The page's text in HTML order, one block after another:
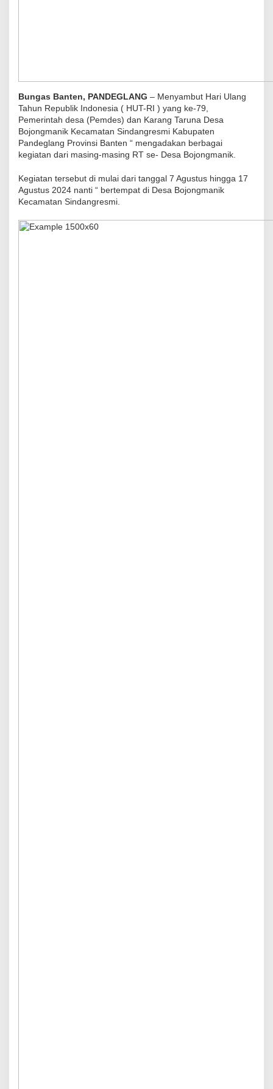
Bungas Banten, PANDEGLANG – Menyambut Hari Ulang
Tahun Republik Indonesia ( HUT-RI ) yang ke-79,
Pemerintah desa (Pemdes) dan Karang Taruna Desa
Bojongmanik Kecamatan Sindangresmi Kabupaten
Pandeglang Provinsi Banten “ mengadakan berbagai
kegiatan dari masing-masing RT se- Desa Bojongmanik.
Kegiatan tersebut di mulai dari tanggal 7 Agustus hingga 17
Agustus 2024 nanti “ bertempat di Desa Bojongmanik
Kecamatan Sindangresmi.